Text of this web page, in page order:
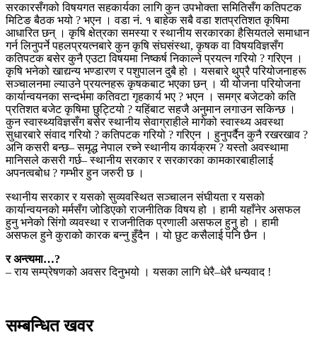
सरकारसँगको विषयगत सहकार्यका लागि कुन उपभोक्ता समितिसँग कतिपटक
मिटिङ बैठक भयो ? भएन । वडा नं. १ बाहेक सबै वडा शतप्रतिशत कृषिमा
आधारित छन् । कृषि क्षेत्रका समस्या र स्थानीय सरकारका हैसियतले समाधान
गर्न लिनुपर्ने पहलप्रयत्नबारे कुन कृषि संघसंस्था, कृषक वा विषयविज्ञसँग
कतिपटक बसेर कुनै एउटा विषयमा निष्कर्ष निकाल्ने प्रयत्न गरियो ? गरिएन ।
कृषि भनेको खाद्यन्य भण्डारण र पशुपालन दुबै हो । यसबारे थुप्रै परियोजनाहरू
सञ्चालनमा ल्याउने प्रयत्नहरू कृषकबाट भएका छन् । यी योजना परियोजना
कार्यान्वयनका सन्दर्भमा कतिवटा गृहकार्य भए ? भएन । समग्र बजेटको कति
प्रतिशत बजेट कृषिमा छुट्टियो ? यहिंबाट सहजै अनुमान लगाउन सकिन्छ ।
कुन स्वास्थ्यविज्ञसँग बसेर स्थानीय सेवाग्राहीले मागेको स्वास्थ्य अवस्था
सुधारबारे संवाद गरियो ? कतिपटक गरियो ? गरिएन । हुनुपर्दैन कुनै रखरखाव ?
अनि कसरी बन्छ– समृद्ध नेपाल रच्ने स्थानीय कार्यक्रम ? यस्तो अवस्थामा
मानिसले कसरी गर्छ– स्थानीय सरकार र सरकारका कामकारबाहीलाई
अपनत्वबोध ? गम्भीर हुन जरुरी छ ।
स्थानीय सरकार र यसको सुव्यवस्थित सञ्चालन संघीयता र यसको
कार्यान्वयनको मर्मसँग जोडिएको राजनीतिक विषय हो । हामी यहाँनेर असफल
हुनु भनेको सिंगो व्यवस्था र राजनीतिक प्रणाली असफल हुनु हो । हामी
असफल हुने कुराको कारक बन्नु हुँदैन । यो छुट कसैलाई पनि छैन ।
र अन्त्यमा…?
– राय सम्प्रेषणको अवसर दिनुभयो । यसका लागि धेरै–धेरै धन्यवाद !
सम्बन्धित खवर